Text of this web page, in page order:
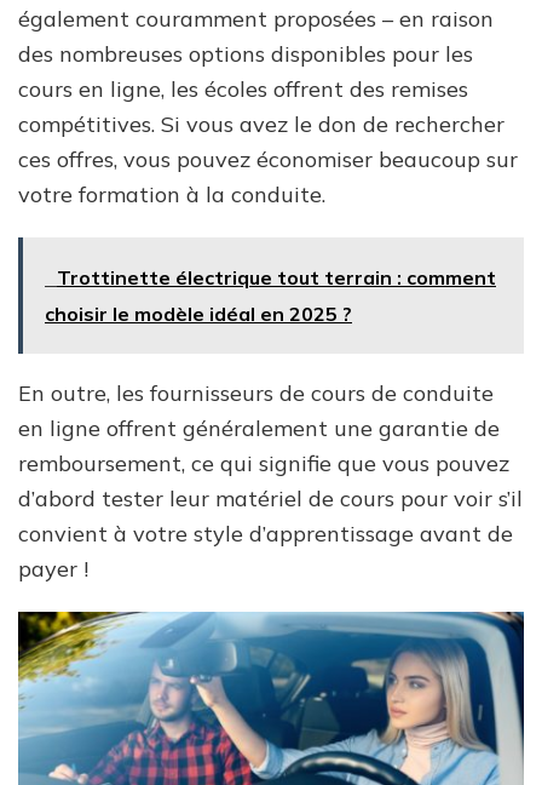
également couramment proposées – en raison
des nombreuses options disponibles pour les
cours en ligne, les écoles offrent des remises
compétitives. Si vous avez le don de rechercher
ces offres, vous pouvez économiser beaucoup sur
votre formation à la conduite.
Trottinette électrique tout terrain : comment
choisir le modèle idéal en 2025 ?
En outre, les fournisseurs de cours de conduite
en ligne offrent généralement une garantie de
remboursement, ce qui signifie que vous pouvez
d’abord tester leur matériel de cours pour voir s’il
convient à votre style d’apprentissage avant de
payer !